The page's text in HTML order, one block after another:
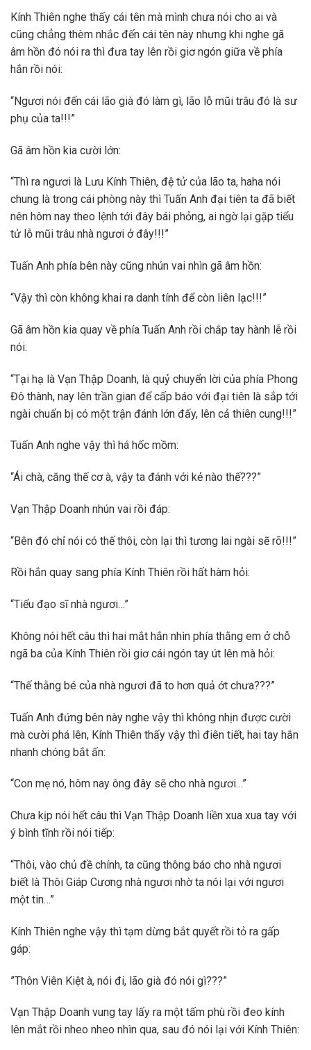
Kính Thiên nghe thấy cái tên mà mình chưa nói cho ai và
cũng chẳng thèm nhắc đến cái tên này nhưng khi nghe gã
âm hồn đó nói ra thì đưa tay lên rồi giơ ngón giữa về phía
hắn rồi nói:
“Ngươi nói đến cái lão già đó làm gì, lão lỗ mũi trâu đó là sư
phụ của ta!!!”
Gã âm hồn kia cười lớn:
“Thì ra ngươi là Lưu Kính Thiên, đệ tử của lão ta, haha nói
chung là trong cái phòng này thì Tuấn Anh đại tiên ta đã biết
nên hôm nay theo lệnh tới đây bái phỏng, ai ngờ lại gặp tiểu
tử lỗ mũi trâu nhà ngươi ở đây!!!”
Tuấn Anh phía bên này cũng nhún vai nhìn gã âm hồn:
“Vậy thì còn không khai ra danh tính để còn liên lạc!!!”
Gã âm hồn kia quay về phía Tuấn Anh rồi chắp tay hành lễ rồi
nói:
“Tại hạ là Vạn Thập Doanh, là quỷ chuyển lời của phía Phong
Đô thành, nay lên trần gian để cấp báo với đại tiên là sắp tới
ngài chuẩn bị có một trận đánh lớn đấy, lên cả thiên cung!!!”
Tuấn Anh nghe vậy thì há hốc mồm:
“Ái chà, căng thế cơ à, vậy ta đánh với kẻ nào thế???”
Vạn Thập Doanh nhún vai rồi đáp:
“Bên đó chỉ nói có thế thôi, còn lại thì tương lai ngài sẽ rõ!!!”
Rồi hắn quay sang phía Kính Thiên rồi hất hàm hỏi:
“Tiểu đạo sĩ nhà ngươi…”
Không nói hết câu thì hai mắt hắn nhìn phía thằng em ở chỗ
ngã ba của Kính Thiên rồi giơ cái ngón tay út lên mà hỏi:
“Thế thằng bé của nhà ngươi đã to hơn quả ớt chưa???”
Tuấn Anh đứng bên này nghe vậy thì không nhịn được cười
mà cười phá lên, Kính Thiên thấy vậy thì điên tiết, hai tay hắn
nhanh chóng bắt ấn:
“Con mẹ nó, hôm nay ông đây sẽ cho nhà ngươi…”
Chưa kịp nói hết câu thì Vạn Thập Doanh liền xua xua tay với
ý bình tĩnh rồi nói tiếp:
“Thôi, vào chủ đề chính, ta cũng thông báo cho nhà ngươi
biết là Thôi Giáp Cương nhà ngươi nhờ ta nói lại với ngươi
một tin…”
Kính Thiên nghe vậy thì tạm dừng bắt quyết rồi tỏ ra gấp
gáp:
”Thôn Viên Kiệt à, nói đi, lão già đó nói gì???”
Vạn Thập Doanh vung tay lấy ra một tấm phù rồi đeo kính
lên mắt rồi nheo nheo nhìn qua, sau đó nói lại với Kính Thiên: